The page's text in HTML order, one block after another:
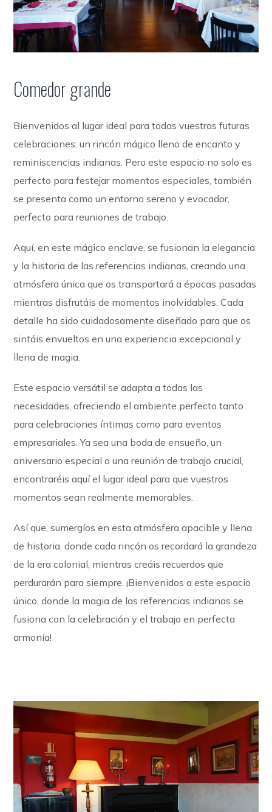
Comedor grande
Bienvenidos al lugar ideal para todas vuestras futuras
celebraciones: un rincón mágico lleno de encanto y
reminiscencias indianas. Pero este espacio no solo es
perfecto para festejar momentos especiales, también
se presenta como un entorno sereno y evocador,
perfecto para reuniones de trabajo.
Aquí, en este mágico enclave, se fusionan la elegancia
y la historia de las referencias indianas, creando una
atmósfera única que os transportará a épocas pasadas
mientras disfrutáis de momentos inolvidables. Cada
detalle ha sido cuidadosamente diseñado para que os
sintáis envueltos en una experiencia excepcional y
llena de magia.
Este espacio versátil se adapta a todas las
necesidades, ofreciendo el ambiente perfecto tanto
para celebraciones íntimas como para eventos
empresariales. Ya sea una boda de ensueño, un
aniversario especial o una reunión de trabajo crucial,
encontraréis aquí el lugar ideal para que vuestros
momentos sean realmente memorables.
Así que, sumergíos en esta atmósfera apacible y llena
de historia, donde cada rincón os recordará la grandeza
de la era colonial, mientras creáis recuerdos que
perdurarán para siempre. ¡Bienvenidos a este espacio
único, donde la magia de las referencias indianas se
fusiona con la celebración y el trabajo en perfecta
armonía!